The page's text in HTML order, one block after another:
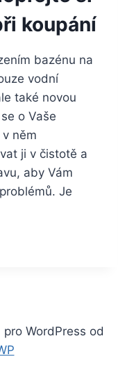
koupání
bazénu na
vodní
také novou
o Vaše
něm
ji v čistotě a
aby Vám
Je
WordPress od